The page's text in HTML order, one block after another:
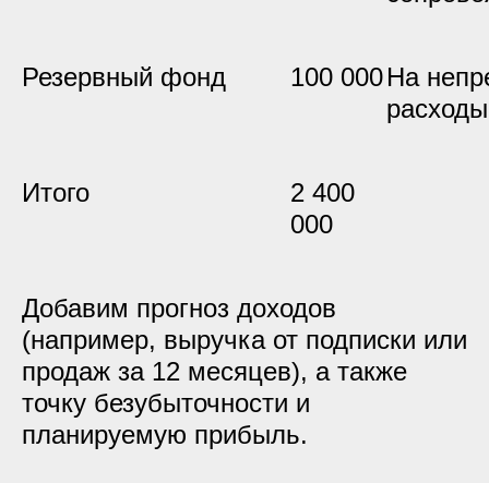
Резервный фонд 100 000На
расходы
Итого
2 400
000
Добавим прогноз доходов
(например, выручка от подписки или
продаж за 12 месяцев), а также
точку безубыточности и
планируемую прибыль.